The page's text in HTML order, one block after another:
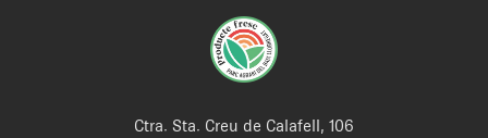
Ctra. Sta. Creu de Calafell, 106